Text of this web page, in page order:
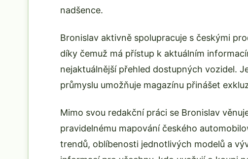
nadšence.
Bronislav aktivně spolupracuje s českými
díky čemuž má přístup k aktuálním
nejaktuálnější přehled dostupných vozidel.
průmyslu umožňuje magazínu přinášet
Mimo svou redakční práci se Bronislav
pravidelnému mapování českého
trendů, oblíbenosti jednotlivých modelů a